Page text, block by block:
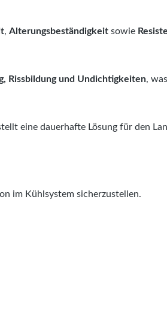
, Alterungsbeständigkeit sowie
Rissbildung und Undichtigkeiten,
eine dauerhafte Lösung für den
im Kühlsystem sicherzustellen.